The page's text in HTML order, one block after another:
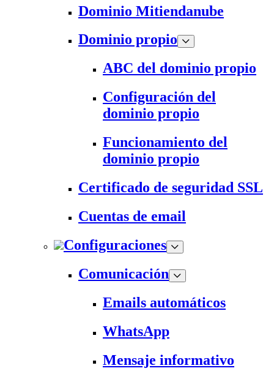
Dominio Mitiendanube
Dominio propio
ABC del dominio propio
Configuración del
dominio propio
Funcionamiento del
dominio propio
Certificado de seguridad SSL
Cuentas de email
Configuraciones
Comunicación
Emails automáticos
WhatsApp
Mensaje informativo